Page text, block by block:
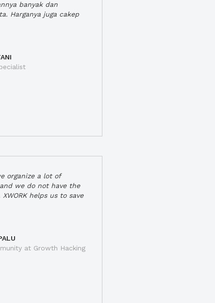
banyak dan
Harganya juga cakep
organize a lot of
we do not have the
helps us to save
at Growth Hacking